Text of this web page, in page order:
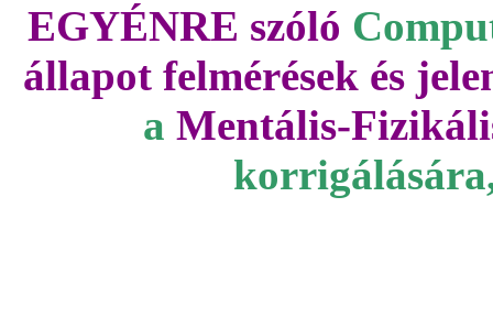
EGYÉNRE szóló
állapot felmérések és
a Mentális-